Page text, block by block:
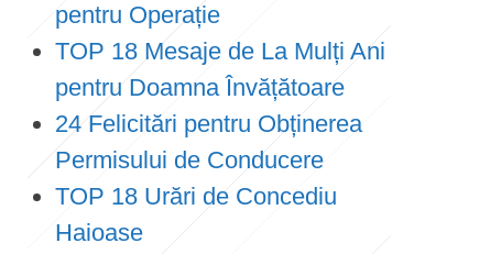
pentru Operație
TOP 18 Mesaje de La Mulți Ani
pentru Doamna Învățătoare
24 Felicitări pentru Obținerea
Permisului de Conducere
TOP 18 Urări de Concediu
Haioase